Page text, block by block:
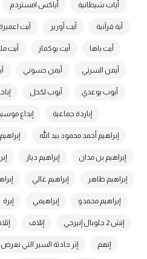
أيات شيطانية أياكس امستردم
أية قرآنية أيت أورير أيت اعميرة
أيت باها أيت بوكماز أيت
أيمن السرتي أيمن حسوني
أيوب بوعدي أيوب لكحل
إباردة جماعية إبداع
إبراهيم أحمد محمود بيد الله
إبراهيم بن مدان إبراهيم دياز
إبراهيم ظاهر إبراهيم غالي
إبراهيم محمدو إبراهيمي إبرة
إتش 2 جلوبال إنيرجي إتلاف
إتهم إثر حادثة السير التي